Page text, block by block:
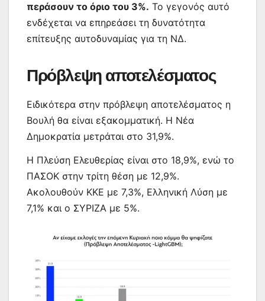
περάσουν το όριο του 3%. Το γεγονός αυτό
ενδέχεται να επηρεάσει τη δυνατότητα
επίτευξης αυτοδυναμίας για τη ΝΔ.
Πρόβλεψη αποτελέσματος
Ειδικότερα στην πρόβλεψη αποτελέσματος η
Βουλή θα είναι εξακομματική. Η Νέα
Δημοκρατία μετράται στο 31,9%.
Η Πλεύση Ελευθερίας είναι στο 18,9%, ενώ το
ΠΑΣΟΚ στην τρίτη θέση με 12,9%.
Ακολουθούν ΚΚΕ με 7,3%, Ελληνική Λύση με
7,1% και ο ΣΥΡΙΖΑ με 5%.